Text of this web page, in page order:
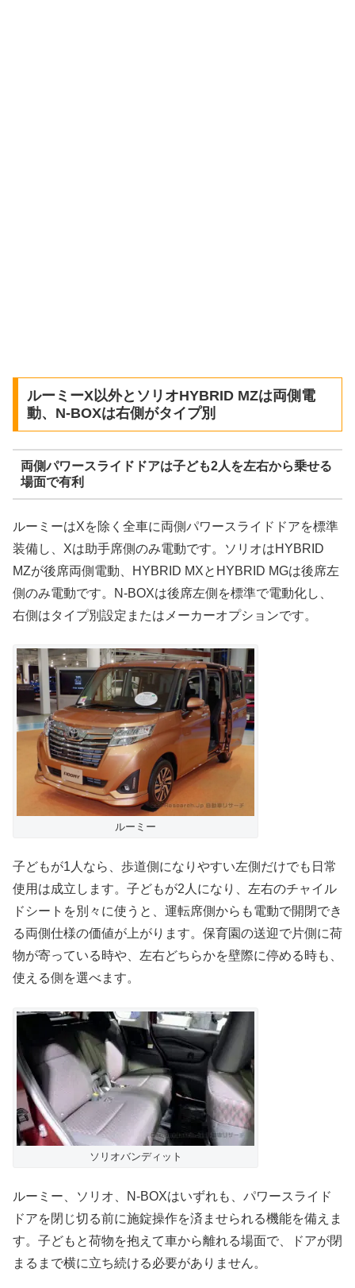
ルーミーX以外とソリオHYBRID MZは両側電
動、N-BOXは右側がタイプ別
両側パワースライドドアは子ども2人を左右から乗せる
場面で有利
ルーミーはXを除く全車に両側パワースライドドアを標準
装備し、Xは助手席側のみ電動です。ソリオはHYBRID
MZが後席両側電動、HYBRID MXとHYBRID MGは後席左
側のみ電動です。N-BOXは後席左側を標準で電動化し、
右側はタイプ別設定またはメーカーオプションです。
ルーミー
子どもが1人なら、歩道側になりやすい左側だけでも日常
使用は成立します。子どもが2人になり、左右のチャイル
ドシートを別々に使うと、運転席側からも電動で開閉でき
る両側仕様の価値が上がります。保育園の送迎で片側に荷
物が寄っている時や、左右どちらかを壁際に停める時も、
使える側を選べます。
ソリオバンディット
ルーミー、ソリオ、N-BOXはいずれも、パワースライド
ドアを閉じ切る前に施錠操作を済ませられる機能を備えま
す。子どもと荷物を抱えて車から離れる場面で、ドアが閉
まるまで横に立ち続ける必要がありません。